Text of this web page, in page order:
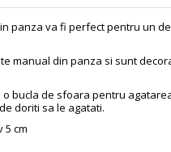
panza va fi perfect pentru un
manual din panza si sunt
bucla de sfoara pentru
doriti sa le agatati.
5 cm